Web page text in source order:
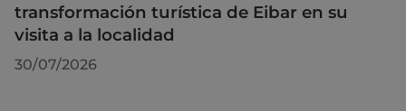
transformación turística de Eibar en su
visita a la localidad
30/07/2026